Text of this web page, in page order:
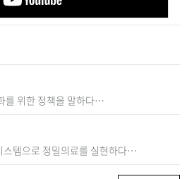
를 위한 정책을 말하다
템으로 정밀의료를 실현하다